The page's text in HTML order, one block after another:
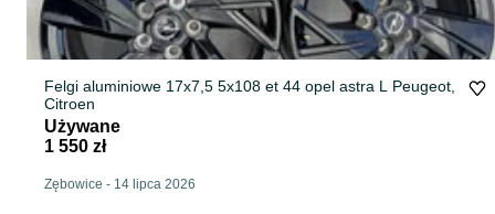
Felgi aluminiowe 17x7,5 5x108 et 44 opel astra L Peugeot,
Citroen
Używane
1 550 zł
Zębowice - 14 lipca 2026